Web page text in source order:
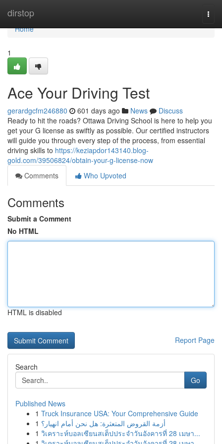
dirstop
Home
Home
1
Ace Your Driving Test
gerardgcfm246880 601 days ago News
Discuss
Ready to hit the roads? Ottawa Driving School is here to help you
get your G license as swiftly as possible. Our certified instructors
will guide you through every step of the process, from essential
driving skills to https://keziapdor143140.blog-
gold.com/39506824/obtain-your-g-license-now
Comments
Who Upvoted
Comments
Submit a Comment
No HTML
HTML is disabled
Report Page
Search
Go
Published News
1 Truck Insurance USA: Your Comprehensive Guide
1 أزمة القروض المتعثرة: هل نحن أمام انهيار؟
1 วิเคราะห์บอลเซียนสเต็ปประจำวันอังคารที่ 28 เมษา...